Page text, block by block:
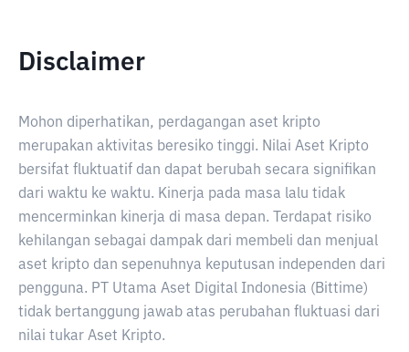
Disclaimer
Mohon diperhatikan, perdagangan aset kripto
merupakan aktivitas beresiko tinggi. Nilai Aset Kripto
bersifat fluktuatif dan dapat berubah secara signifikan
dari waktu ke waktu. Kinerja pada masa lalu tidak
mencerminkan kinerja di masa depan. Terdapat risiko
kehilangan sebagai dampak dari membeli dan menjual
aset kripto dan sepenuhnya keputusan independen dari
pengguna. PT Utama Aset Digital Indonesia (Bittime)
tidak bertanggung jawab atas perubahan fluktuasi dari
nilai tukar Aset Kripto.